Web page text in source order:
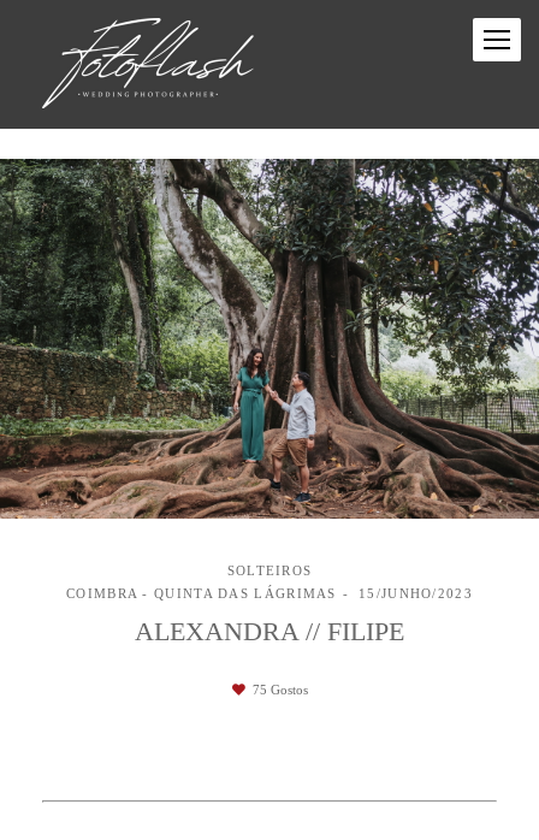
SOLTEIROS
COIMBRA - QUINTA DAS LÁGRIMAS
15/JUNHO/2023
ALEXANDRA // FILIPE
75 Gostos